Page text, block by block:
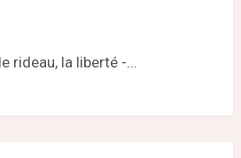
rideau, la liberté -...